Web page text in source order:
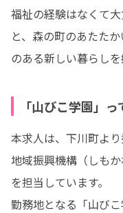
福祉の経験はなくて
と、森の町のあたた
のある新しい暮らし
「山びこ学園」
本求人は、下川町よ
地域振興機構（しも
を担当しています。
勤務地となる「山び